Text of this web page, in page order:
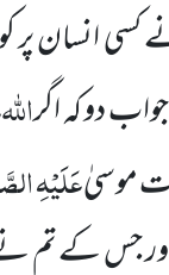
انسان پر
دو کہ اگراللہ
موسیٰعَلَیْہِ
جس کے تم